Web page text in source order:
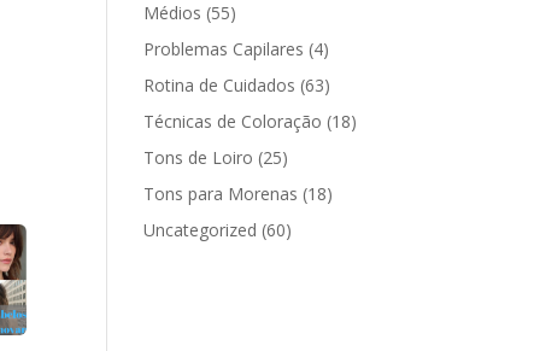
Médios (55)
Problemas Capilares (4)
Rotina de Cuidados (63)
Técnicas de Coloração (18)
Tons de Loiro (25)
Tons para Morenas (18)
Uncategorized (60)